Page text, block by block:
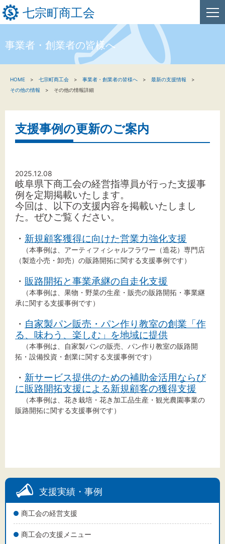
七宗町商工会
新着情報
関係機関の方へ
文字サイズ
背景色
黒 白 黄
事業者・創業者の皆様へ
支援実績・事例
商工会の経営支援
商工会の支援メニュー
HOME 七宗町商工会 事業者・創業者の皆様へ
最新の支援情報
その他の情報
その他の情報詳細
支援事例の更新のご案内
2025.12.08
岐阜県下商工会の経営指導員が行った支援事
例を定期掲載いたします。
今回は、以下の支援内容を掲載いたしまし
た。 ぜひご覧ください。
・ 新規顧客獲得に向けた営業力強化支援
（本事例は、アーティフィシャルフラワー（造花）専門店
（製造小売・卸売）の販路開拓に関する支援事例です）
・ 販路開拓と事業承継の自走化支援
（本事例は、果物・野菜の生産・販売の販路開拓・事業継
承に関する支援事例です）
・ 自家製パン販売・パン作り教室の創業「作
る、味わう、楽しむ」を地域に提供
（本事例は、自家製パンの販売、パン作り教室の販路開
拓・設備投資・創業に関する支援事例です）
・ 新サービス提供のための補助金活用ならび
に販路開拓支援による新規顧客の獲得支援
（本事例は、花き栽培・花き加工品生産・観光農園事業の
販路開拓に関する支援事例です）